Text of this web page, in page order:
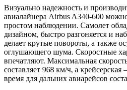
Визуально надежность и
авиалайнера Airbus A340-600
простом наблюдении. Самолет
дизайном, быстро разгоняется и
делает крутые повороты, а также
оглушающего шума. Скоростные
впечатляют. Максимальная
составляет 968 км/ч, а
время для дальних авиарейсов